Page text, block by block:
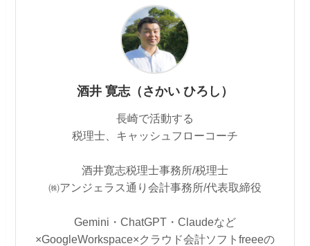
酒井 寛志（さかい ひろし）
長崎で活動する
税理士、キャッシュフローコーチ
酒井寛志税理士事務所/税理士
㈱アンジェラス通り会計事務所/代表取締役
Gemini・ChatGPT・Claudeなど
×GoogleWorkspace×クラウド会計ソフトfreeeの